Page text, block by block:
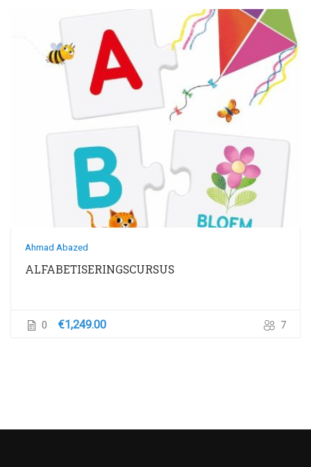
Ahmad Abazed
ALFABETISERINGSCURSUS
0 7
€1,249.00